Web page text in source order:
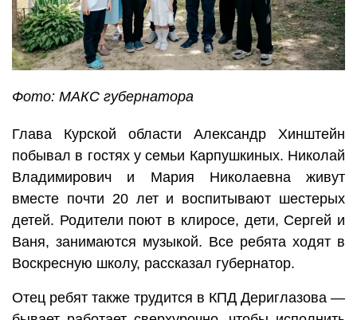
Фото: МАКС губернатора
Глава Курской области Александр Хинштейн
побывал в гостях у семьи Карпушкиных. Николай
Владимирович и Мария Николаевна живут
вместе почти 20 лет и воспитывают шестерых
детей. Родители поют в клиросе, дети, Сергей и
Ваня, занимаются музыкой. Все ребята ходят в
Воскресную школу, рассказал губернатор.
Отец ребят также трудится в КПД Дериглазова —